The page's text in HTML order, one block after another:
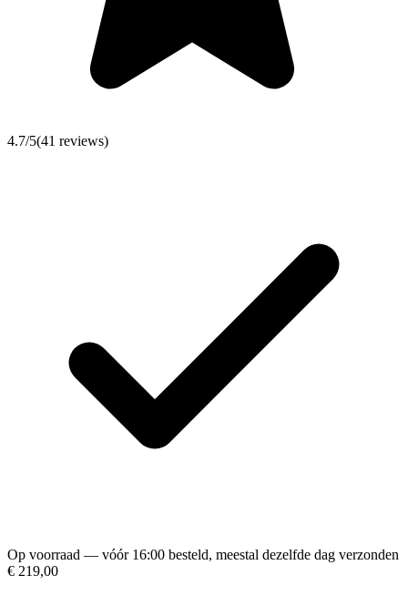
4.7/5(41 reviews)
Op voorraad — vóór 16:00 besteld, meestal dezelfde dag verzonden
€ 219,00